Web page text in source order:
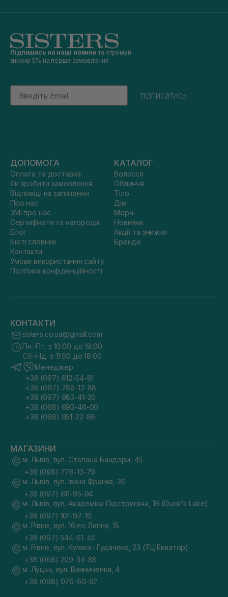
Підпишись на наші новини та отримуй
знижку 5% на перше замовлення
Email
підписатись
ДОПОМОГА
Оплата та доставка
Як зробити замовлення
Відповіді на запитання
Про нас
ЗМІ про нас
Сертифікати та нагороди
Блог
Бюті словник
Контакти
Умови використання сайту
Політика конфіденційності
КАТАЛОГ
Волосся
Обличчя
Тіло
Дім
Мерч
Новинки
Акції та знижки
Бренди
КОНТАКТИ
sisters.co.ua@gmail.com
Пн.-Пт. з 10:00 до 19:00
Сб.-Нд. з 11:00 до 18:00
Менеджер
+38 (097) 612-54-81
+38 (097) 788-12-88
+38 (097) 983-41-20
+38 (068) 693-46-00
+38 (068) 951-22-86
МАГАЗИНИ
м. Львів, вул. Степана Бандери, 45
+38 (098) 778-13-79
м. Львів, вул. Івана Франка, 36
+38 (097) 611-95-94
м. Львів, вул. Академіка Підстригача, 1В (Duck's Lake)
+38 (097) 101-97-16
м. Рівне, вул. 16-го Липня, 15
+38 (097) 544-61-44
м. Рівне, вул. Кулика і Гудачека, 23 (ТЦ Екватор)
+38 (068) 209-34-88
м. Луцьк, вул. Винниченка, 4
+38 (098) 076-60-62